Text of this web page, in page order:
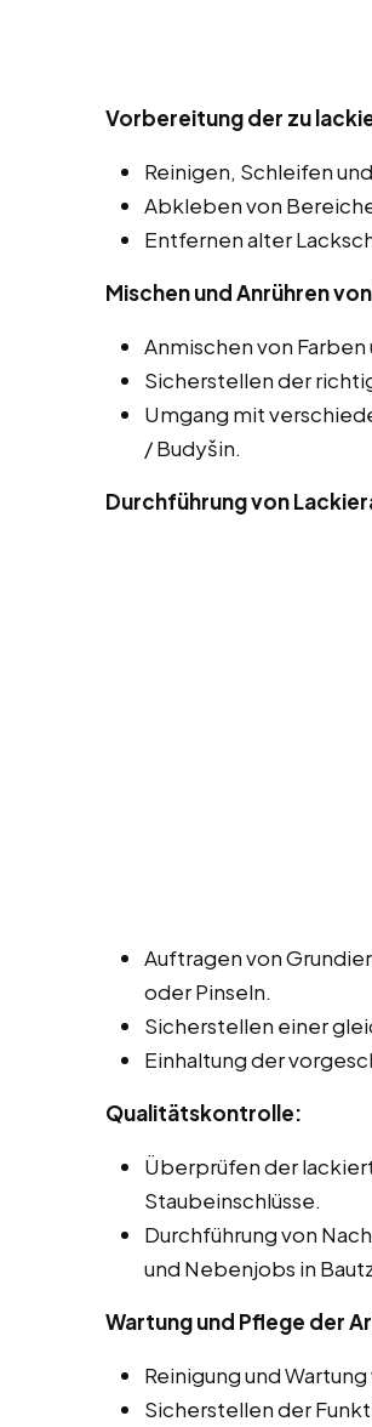
Vorbereitung der zu
Reinigen, Schleifen
Abkleben von
Entfernen alter
Mischen und Anrühren
Anmischen von
Sicherstellen der
Umgang mit
/ Budyšin.
Durchführung von
Auftragen von
oder Pinseln.
Sicherstellen einer
Einhaltung der
Qualitätskontrolle:
Überprüfen der
Staubeinschlüsse.
Durchführung von
und Nebenjobs in
Wartung und Pflege der
Reinigung und
Sicherstellen der